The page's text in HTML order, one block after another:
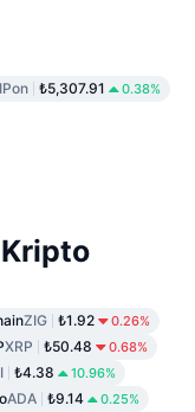
₺5,307.91 0.38%
ZIG ₺1.92 0.26%
XRP ₺50.48 0.68%
₺4.38 10.96%
ADA ₺9.14 0.25%